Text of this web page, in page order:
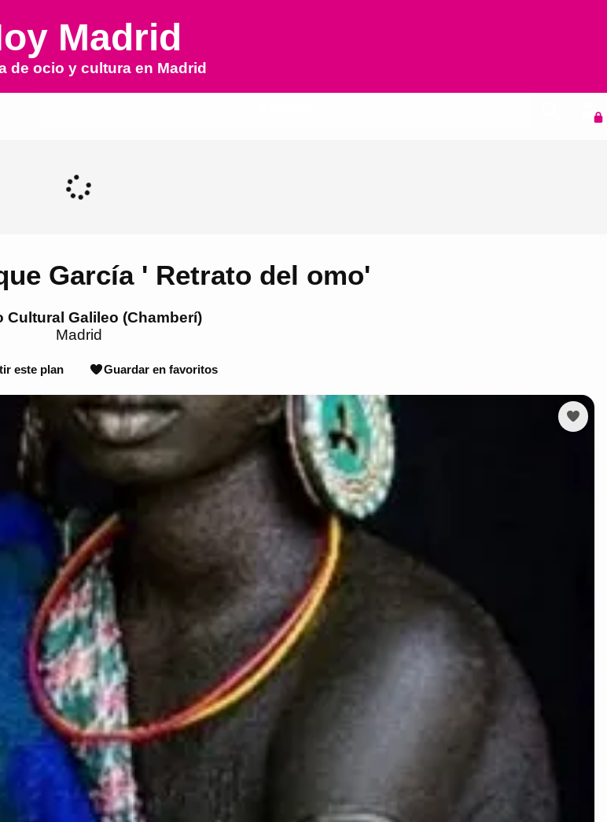
Madrid
de ocio y cultura en Madrid
García ' Retrato del omo'
Cultural Galileo (Chamberí)
Madrid
este plan Guardar en favoritos